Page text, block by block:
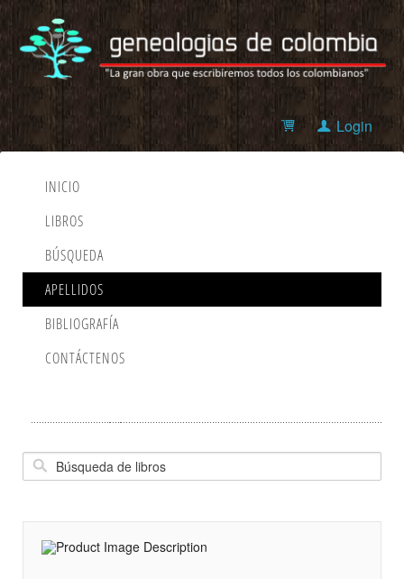
Login
INICIO
LIBROS
BÚSQUEDA
APELLIDOS
BIBLIOGRAFÍA
CONTÁCTENOS